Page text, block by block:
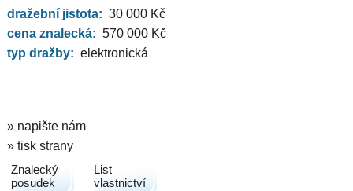
dražební jistota: 30 000 Kč
cena znalecká: 570 000 Kč
typ dražby: elektronická
» napište nám
» tisk strany
Znalecký
posudek
List
vlastnictví